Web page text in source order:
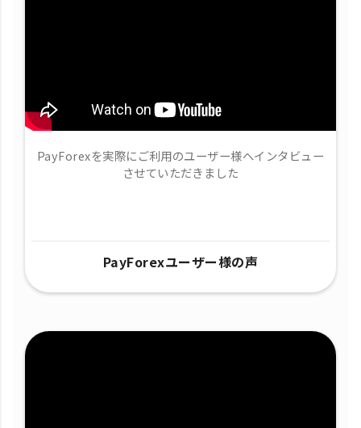
PayForexを実際にご利用のユーザー様へインタビュー
させていただきました
PayForexユーザー様の声​